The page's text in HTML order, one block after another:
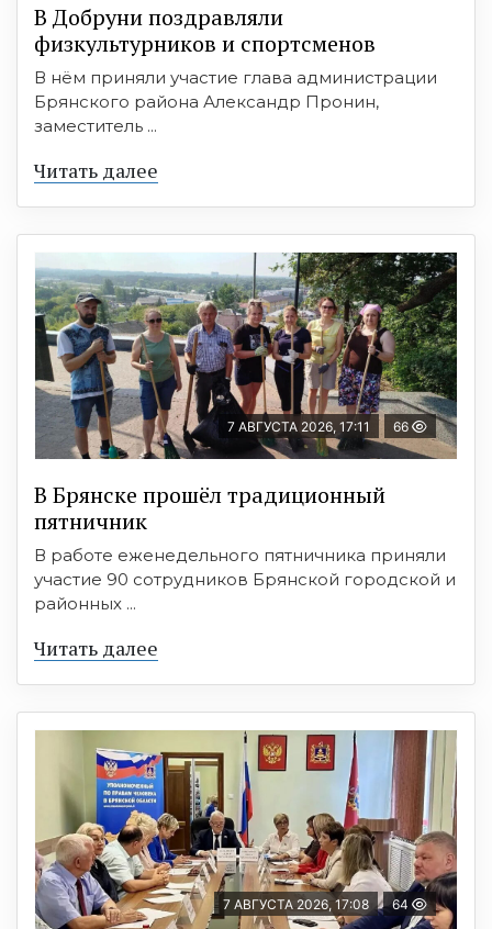
В Добруни поздравляли
физкультурников и спортсменов
В нём приняли участие глава администрации
Брянского района Александр Пронин,
заместитель ...
Читать далее
7 АВГУСТА 2026, 17:11 66
В Брянске прошёл традиционный
пятничник
В работе еженедельного пятничника приняли
участие 90 сотрудников Брянской городской и
районных ...
Читать далее
7 АВГУСТА 2026, 17:08 64